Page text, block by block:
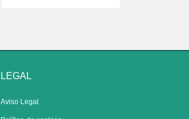
LEGAL
Aviso Legal